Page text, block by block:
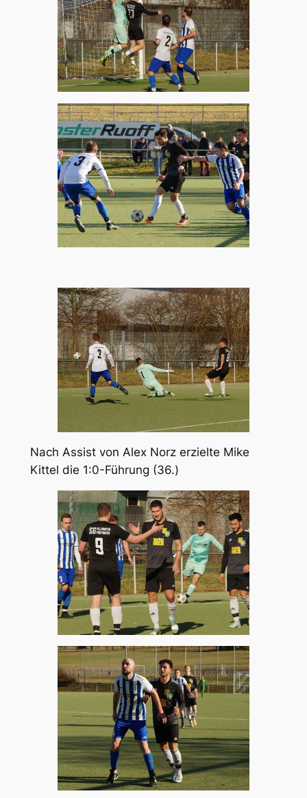
Nach Assist von Alex Norz erzielte Mike
Kittel die 1:0-Führung (36.)